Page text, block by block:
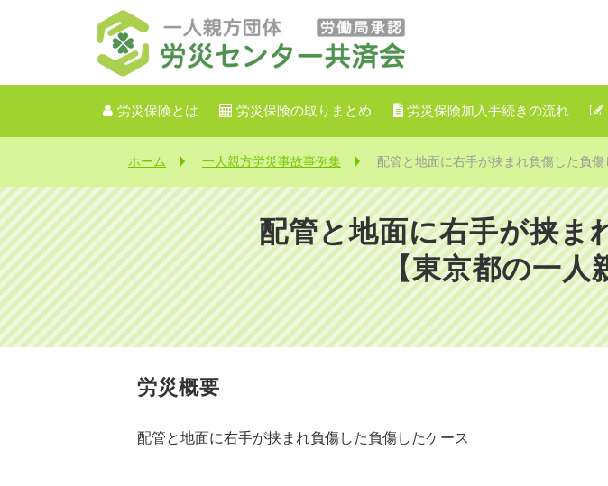
労災保険とは 労災保険の取りまとめ 労災保険加入手続きの流れ
ホーム 一人親方労災事故事例集 配管と地面に右手が挟まれ負傷した負傷
配管と地面に右手が挟ま
【東京都の一人
労災概要
配管と地面に右手が挟まれ負傷した負傷したケース